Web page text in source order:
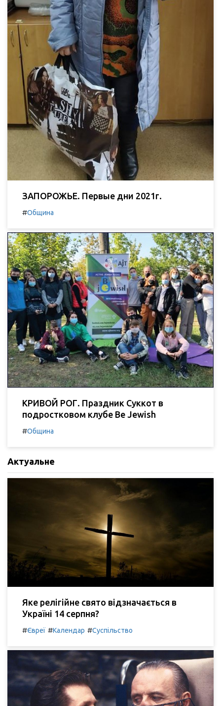
ЗАПОРОЖЬЕ. Первые дни 2021г.
#Община
КРИВОЙ РОГ. Праздник Суккот в
подростковом клубе Be Jewish
#Община
Актуальне
Яке релігійне свято відзначається в
Україні 14 серпня?
#Євреї #Календар #Суспільство